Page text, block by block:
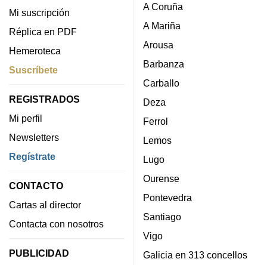
Mi suscripción
Réplica en PDF
Hemeroteca
Suscríbete
REGISTRADOS
Mi perfil
Newsletters
Regístrate
CONTACTO
Cartas al director
Contacta con nosotros
PUBLICIDAD
A Coruña
A Mariña
Arousa
Barbanza
Carballo
Deza
Ferrol
Lemos
Lugo
Ourense
Pontevedra
Santiago
Vigo
Galicia en 313 concellos